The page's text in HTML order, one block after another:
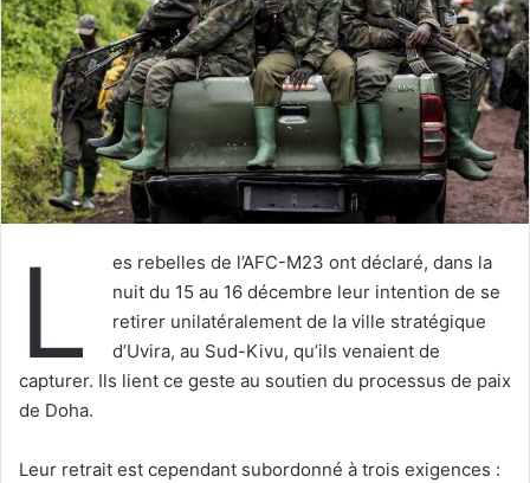
L
es rebelles de l’AFC-M23 ont déclaré, dans la
nuit du 15 au 16 décembre leur intention de se
retirer unilatéralement de la ville stratégique
d’Uvira, au Sud-Kivu, qu’ils venaient de
capturer. Ils lient ce geste au soutien du processus de paix
de Doha.
‎Leur retrait est cependant subordonné à trois exigences :